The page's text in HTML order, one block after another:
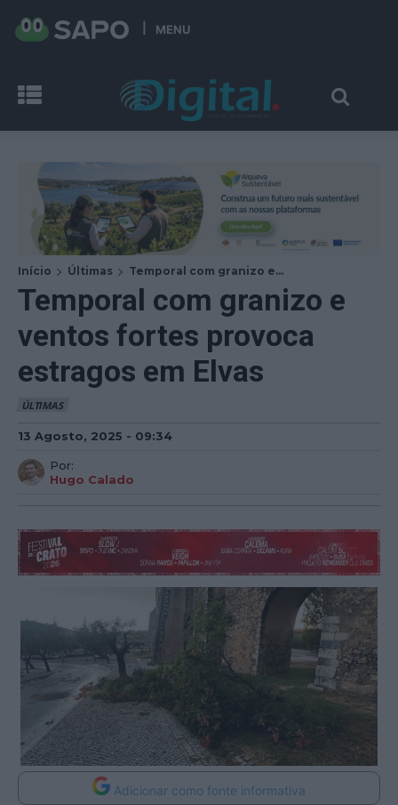
MENU
Início Últimas Temporal com granizo e...
Temporal com granizo e
ventos fortes provoca
estragos em Elvas
ÚLTIMAS
13 Agosto, 2025 - 09:34
Por:
Hugo Calado
Adicionar como fonte informativa